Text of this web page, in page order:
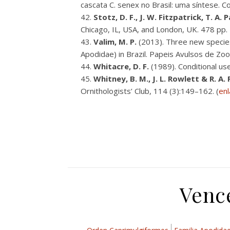
cascata C. senex no Brasil: uma síntese.
Stotz, D. F., J. W. Fitzpatrick, T. A.
Chicago, IL, USA, and London, UK. 478
Valim, M. P. (2013). Three new
Apodidae) in Brazil. Papeis Avulsos de
Whitacre, D. F. (1989). Conditional
Whitney, B. M., J. L. Rowlett & R.
Ornithologists’ Club, 114 (3):149–162. (